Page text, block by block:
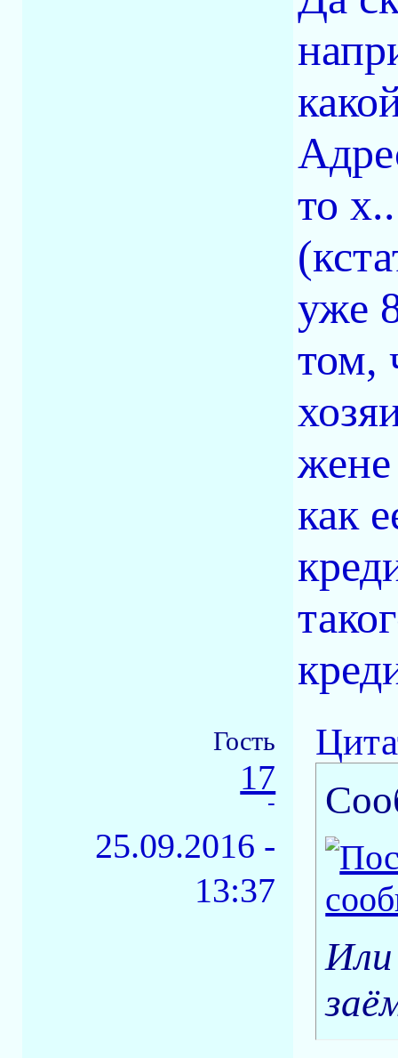
то
уже
том,
как
Гость
17
-
25.09.2016 -
13:37